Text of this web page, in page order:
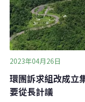
業務。主掌永續能源
原局長游振偉升任；
部參事吳志偉升任。
源署要因應能源領域
2023年04月26日
環團訴求組改成立
要從長計議